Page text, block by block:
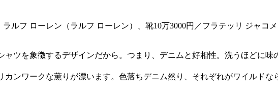
ルフ ローレン（ラルフ ローレン）、靴10万3000円／フラテッリ ジャコ
ツを象徴するデザインだから。つまり、デニムと好相性。洗うほどに味
ンワークな薫りが漂います。色落ちデニム然り、それぞれがワイルドな